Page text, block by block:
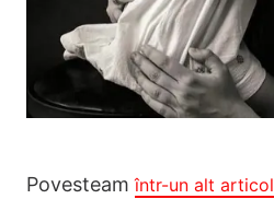
Povesteamîntr-un alt articol